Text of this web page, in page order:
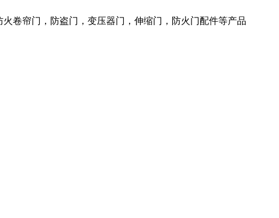
卷帘门，防盗门，变压器门，伸缩门，防火门配件等产品